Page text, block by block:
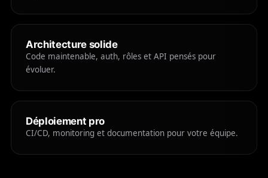
Architecture solide
Code maintenable, auth, rôles et API pensés pour
évoluer.
Déploiement pro
CI/CD, monitoring et documentation pour votre équipe.